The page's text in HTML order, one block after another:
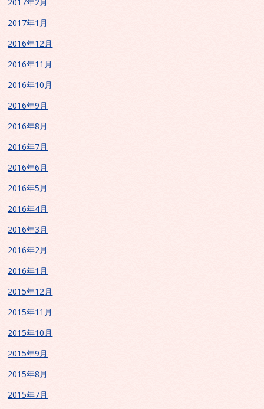
2017年2月
2017年1月
2016年12月
2016年11月
2016年10月
2016年9月
2016年8月
2016年7月
2016年6月
2016年5月
2016年4月
2016年3月
2016年2月
2016年1月
2015年12月
2015年11月
2015年10月
2015年9月
2015年8月
2015年7月